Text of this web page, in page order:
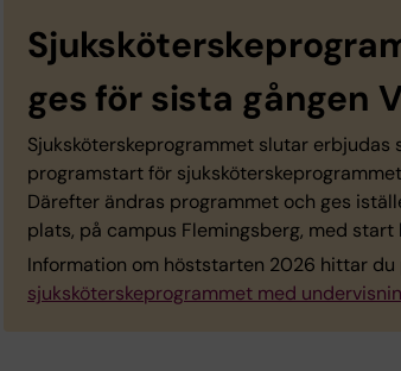
ges för sista gången
Sjuksköterske­programmet slutar erbjudas
programstart för
Därefter ändras programmet och ges
plats, på campus Flemingsberg, med
Information om höststarten 2026 hittar du
sjuksköterske­programmet med